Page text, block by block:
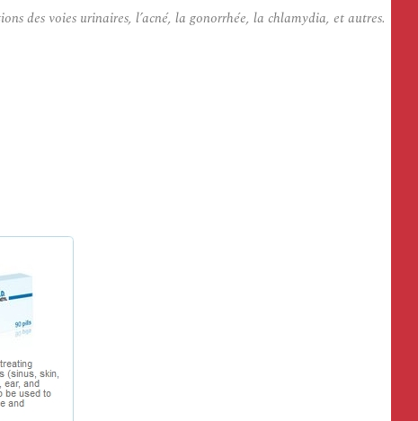
des voies urinaires, l’acné, la gonorrhée, la chlamydia, et autres.